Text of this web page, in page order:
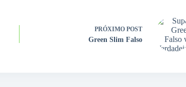
PRÓXIMO POST
Green Slim Falso